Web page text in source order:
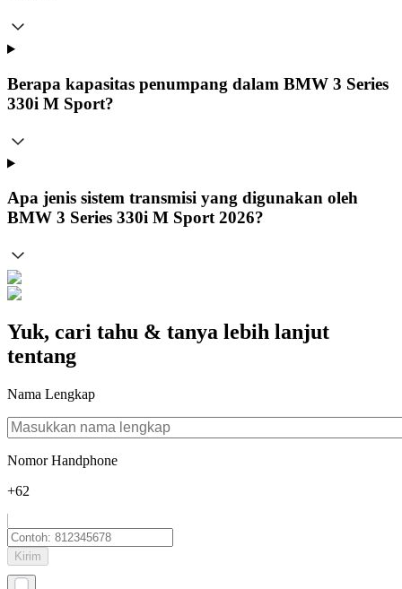
Berapa kapasitas penumpang dalam BMW 3 Series
330i M Sport?
Apa jenis sistem transmisi yang digunakan oleh
BMW 3 Series 330i M Sport 2026?
Yuk, cari tahu & tanya lebih lanjut
tentang
Nama Lengkap
Nomor Handphone
+62
Kirim